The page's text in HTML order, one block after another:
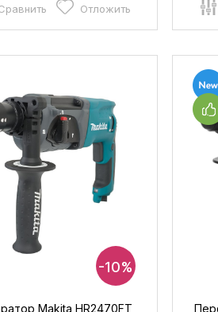
Отложить
-10%
Makita HR2470FT